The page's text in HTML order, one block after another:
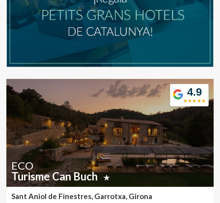
4.9
ECO
Turisme Can Buch
Sant Aniol de Finestres, Garrotxa, Girona
Permiten realizar el seguimiento y análisis del
comportamiento de los usuarios de este sitio web. La
información recogida mediante este tipo de cookies se
utiliza en la medición de la actividad de la web para la
elaboración de perfiles de navegación de los usuarios con
el fin de introducir mejoras en función del análisis de los
datos de uso que hacen los usuarios del servicio. Permiten
guardar la información de preferencia del usuario para
mejorar la calidad de nuestros servicios y para ofrecer una
Marketing y publicidad
Estas cookies son utilizadas para almacenar información
sobre las preferencias y elecciones personales del usuario
a través de la observación continuada de sus hábitos de
navegación. Gracias a ellas, podemos conocer los hábitos
de navegación en el sitio web y mostrar publicidad
relacionada con el perfil de navegación del usuario.